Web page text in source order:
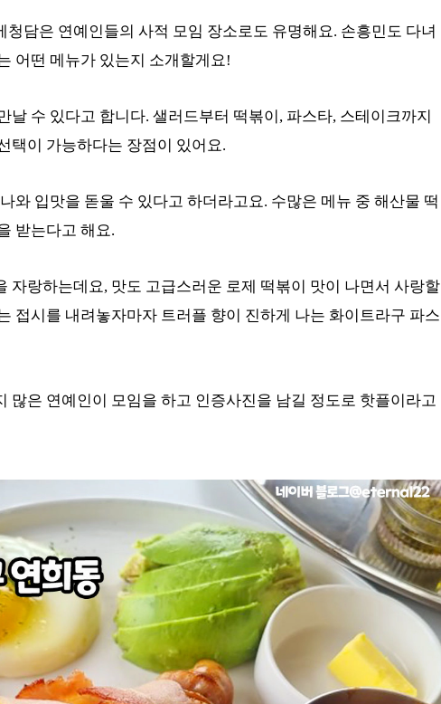
담은 연예인들의 사적 모임 장소로도 유명해요. 손흥민도 다녀
어떤 메뉴가 있는지 소개할게요!
날 수 있다고 합니다. 샐러드부터 떡볶이, 파스타, 스테이크까지
택이 가능하다는 장점이 있어요.
와 입맛을 돋울 수 있다고 하더라고요. 수많은 메뉴 중 해산물 떡
받는다고 해요.
자랑하는데요, 맛도 고급스러운 로제 떡볶이 맛이 나면서 사랑할
접시를 내려놓자마자 트러플 향이 진하게 나는 화이트라구 파스
많은 연예인이 모임을 하고 인증사진을 남길 정도로 핫플이라고